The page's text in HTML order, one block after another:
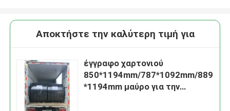
Αποκτήστε την καλύτερη τιμή για
έγγραφο χαρτονιού
850*1194mm/787*1092mm/889
*1194mm μαύρο για την